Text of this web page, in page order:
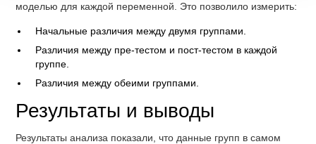
моделью для каждой переменной. Это позволило измерить:
Начальные различия между двумя группами.
Различия между пре-тестом и пост-тестом в каждой
группе.
Различия между обеими группами.
Результаты и выводы
Результаты анализа показали, что данные групп в самом